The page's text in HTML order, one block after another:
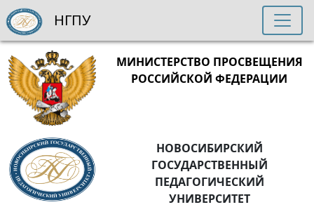
МИНИСТЕРСТВО ПРОСВЕЩЕНИЯ
РОССИЙСКОЙ ФЕДЕРАЦИИ
НОВОСИБИРСКИЙ
ГОСУДАРСТВЕННЫЙ
ПЕДАГОГИЧЕСКИЙ
УНИВЕРСИТЕТ
НГПУ